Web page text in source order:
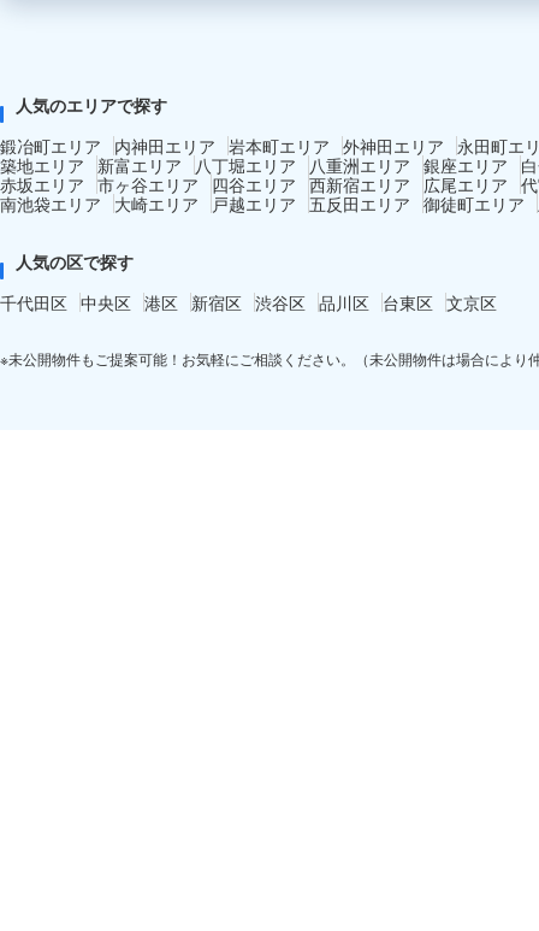
人気のエリアで探す
鍛冶町エリア
内神田エリア 岩本町エリア 外神田エリア
永田町エ
築地エリア
新富エリア 八丁堀エリア 八重洲エリア 銀座エリア
赤坂エリア 市ヶ谷エリア 四谷エリア 西新宿エリア 広尾エリア
南池袋エリア
大崎エリア 戸越エリア 五反田エリア 御徒町エリア
人気の区で探す
千代田区 中央区 港区 新宿区 渋谷区 品川区 台東区 文京区
※未公開物件もご提案可能！お気軽にご相談ください。（未公開物件は場合により